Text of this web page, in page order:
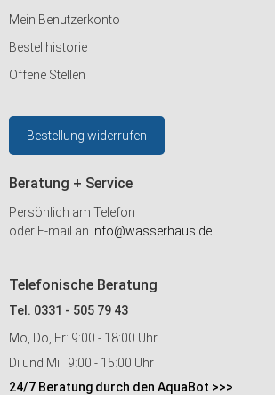
Mein Benutzerkonto
Bestellhistorie
Offene Stellen
Bestellung widerrufen
Beratung + Service
Persönlich am Telefon
oder E-mail an info@wasserhaus.de
Telefonische Beratung
Tel. 0331 - 505 79 43
Mo, Do, Fr: 9:00 - 18:00 Uhr
Di und Mi: 9:00 - 15:00 Uhr
24/7 Beratung durch den AquaBot >>>